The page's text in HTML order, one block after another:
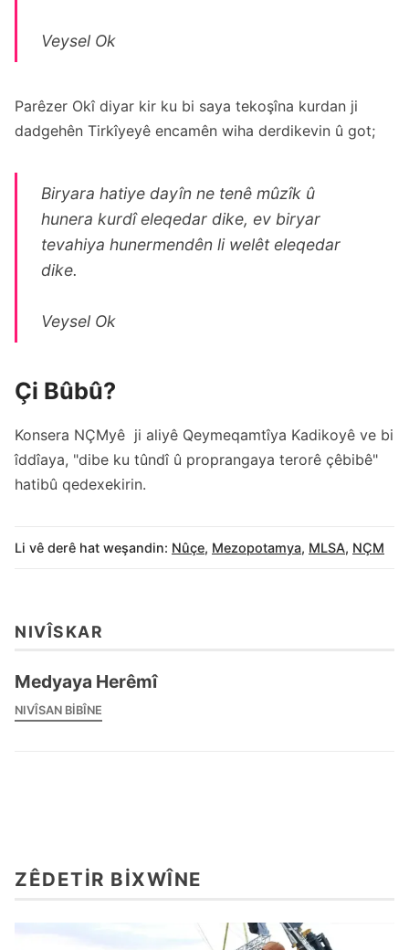
Veysel Ok
Parêzer Okî diyar kir ku bi saya tekoşîna kurdan ji
dadgehên Tirkîyeyê encamên wiha derdikevin û got;
Biryara hatiye dayîn ne tenê mûzîk û
hunera kurdî eleqedar dike, ev biryar
tevahiya hunermendên li welêt eleqedar
dike.
Veysel Ok
Çi Bûbû?
Konsera NÇMyê ji aliyê Qeymeqamtîya Kadikoyê ve bi
îddîaya, "dibe ku tûndî û proprangaya terorê çêbibê"
hatibû qedexekirin.
Li vê derê hat weşandin: Nûçe, Mezopotamya, MLSA, NÇM
NIVÎSKAR
Medyaya Herêmî
NIVÎSAN BIBÎNE
ZÊDETIR BIXWÎNE